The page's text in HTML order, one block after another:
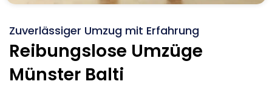
Zuverlässiger Umzug mit Erfahrung
Reibungslose Umzüge
Münster Balti